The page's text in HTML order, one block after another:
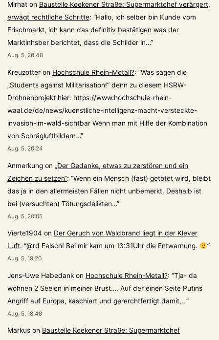
Mirhat on Baustelle Keekener Straße: Supermarktchef verärgert,
erwägt rechtliche Schritte: “Hallo, ich selber bin Kunde vom
Frischmarkt, ich kann das definitiv bestätigen was der
Marktinhsber berichtet, dass die Schilder in…”
Aug. 5, 20:40
Kreuzotter on Hochschule Rhein-Metall?: “Was sagen die
„Students against Militarisation!“ denn zu diesem HSRW-
Drohnenprojekt hier: https://www.hochschule-rhein-
waal.de/de/news/kuenstliche-intelligenz-macht-versteckte-
invasion-im-wald-sichtbar Wenn man mit Hilfe der Kombination
von Schrägluftbildern…”
Aug. 5, 20:24
Anmerkung on „Der Gedanke, etwas zu zerstören und ein
Zeichen zu setzen“: “Wenn ein Mensch (fast) getötet wird, bleibt
das ja in den allermeisten Fällen nicht unbemerkt. Deshalb ist
bei (versuchten) Tötungsdelikten…”
Aug. 5, 20:05
Vierte1904 on Der Geruch von Waldbrand liegt in der Klever
Luft: “@rd Falsch! Bei mir kam um 13:31Uhr die Entwarnung. ”
Aug. 5, 19:20
Jens-Uwe Habedank on Hochschule Rhein-Metall?: “Tja- da
wohnen 2 Seelen in meiner Brust…. Auf der einen Seite Putins
Angriff auf Europa, kaschiert und gererchtfertigt damit,…”
Aug. 5, 18:48
Markus on Baustelle Keekener Straße: Supermarktchef